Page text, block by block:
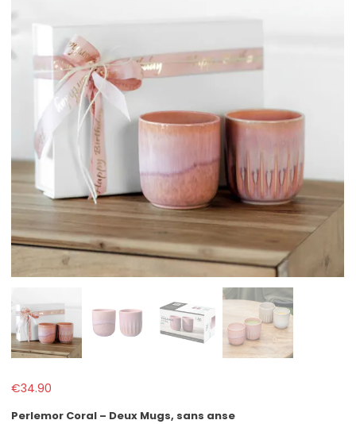
€34.90
Perlemor Coral – Deux Mugs, sans anse